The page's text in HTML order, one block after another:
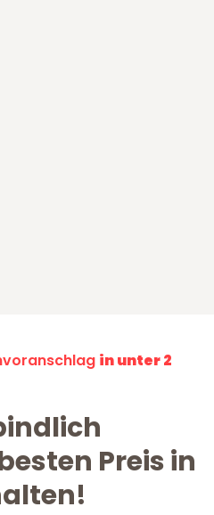
in unter 2
Preis in